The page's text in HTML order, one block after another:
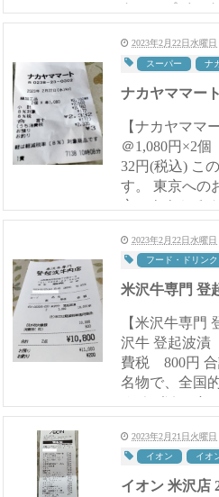
ト 25ポイント ドウシシャさんのハンガ
ーラックが在
2023年2月22日水曜日
スーパー ナ
ナカヤママー
【ナカヤママート
＠1,080円×2個 2,160円
32円(税込) この練加工品はイナゴの佃煮で
す。 東京へのお土産に購入しました。 東
京にももちろ
イナゴの佃煮
2023年2月22日水曜日
フード・ドリンク
米沢牛専門 登
【米沢牛専門
沢牛 登起波漬
費税 800円 合計 10,800円(税込) 我が地の
名物で、全国
みそづけです。 注文してからみそにつけ
ますので、購
2023年2月21日火曜日
イオン イオ
イオン 米沢店